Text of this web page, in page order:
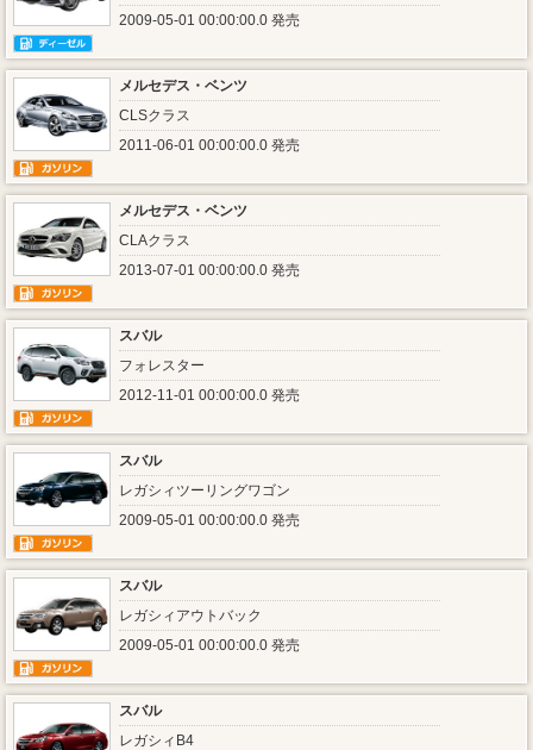
2009-05-01 00:00:00.0 発売
メルセデス・ベンツ
CLSクラス
2011-06-01 00:00:00.0 発売
メルセデス・ベンツ
CLAクラス
2013-07-01 00:00:00.0 発売
スバル
フォレスター
2012-11-01 00:00:00.0 発売
スバル
レガシィツーリングワゴン
2009-05-01 00:00:00.0 発売
スバル
レガシィアウトバック
2009-05-01 00:00:00.0 発売
スバル
レガシィB4